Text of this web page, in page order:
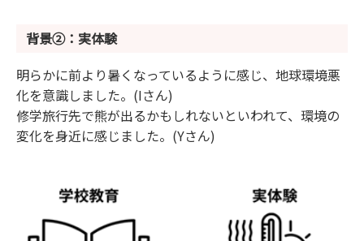
背景②：実体験
明らかに前より暑くなっているように感じ、地球環境悪
化を意識しました。(Iさん)
修学旅行先で熊が出るかもしれないといわれて、環境の
変化を身近に感じました。(Yさん)